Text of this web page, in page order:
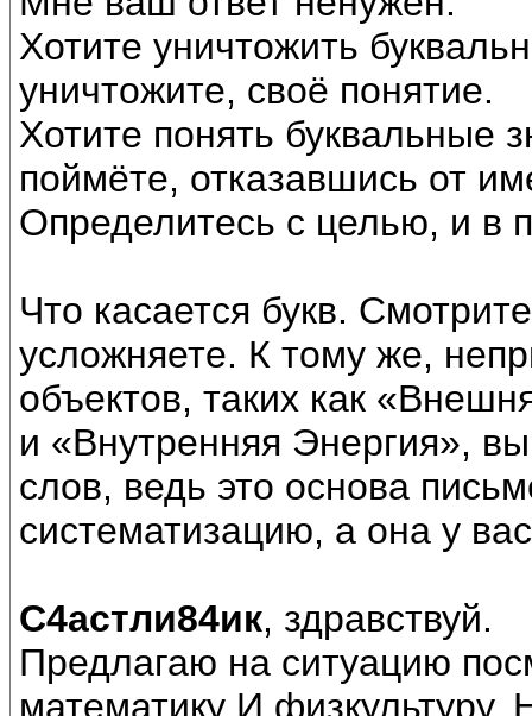
Хотите уничтожить
уничтожите, своё понятие.
Хотите понять буквальные
поймёте, отказавшись от
Определитесь с целью, и в
Что касается букв.
усложняете. К тому же,
объектов, таких как
и «Внутренняя Энергия»,
слов, ведь это основа
систематизацию, а она у
С4астли84ик, здравствуй.
Предлагаю на ситуацию
математику И